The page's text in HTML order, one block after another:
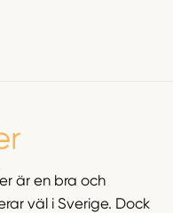
är en bra och
väl i Sverige. Dock